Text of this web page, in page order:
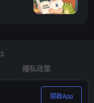
隱私政策
開啟App